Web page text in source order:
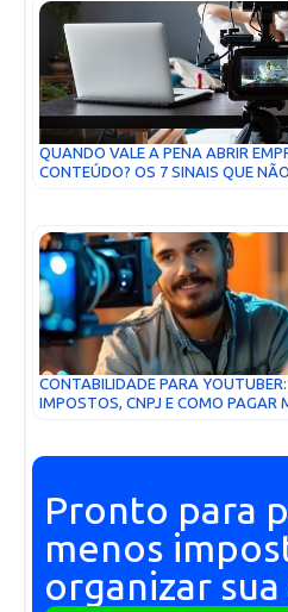
QUANDO VALE A PENA ABRIR
CONTEÚDO? OS 7 SINAIS QUE
CONTABILIDADE PARA
IMPOSTOS, CNPJ E COMO PAGAR
Pronto para
menos
organizar